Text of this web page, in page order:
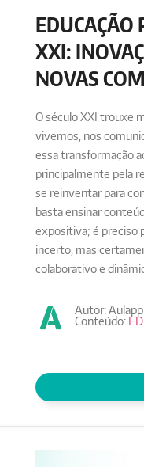
EDUCAÇÃO
XXI:
NOVAS
O século XXI trouxe
vivemos, nos
essa transformação
principalmente pela
se reinventar para
basta ensinar
expositiva; é preciso
incerto, mas
colaborativo e
Autor:
Conteúdo: